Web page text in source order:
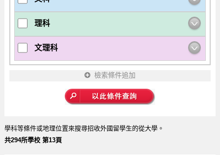
理科
文理科
檢索條件追加
學科等條件或地理位置來搜尋招收外國留學生的從大學。
共294所學校 第13頁